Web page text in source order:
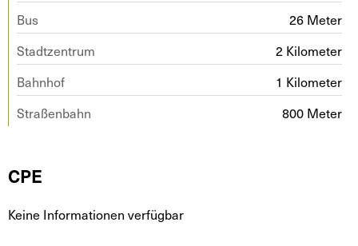
Bus
26 Meter
Stadtzentrum
2 Kilometer
Bahnhof
1 Kilometer
Straßenbahn
800 Meter
CPE
Keine Informationen verfügbar